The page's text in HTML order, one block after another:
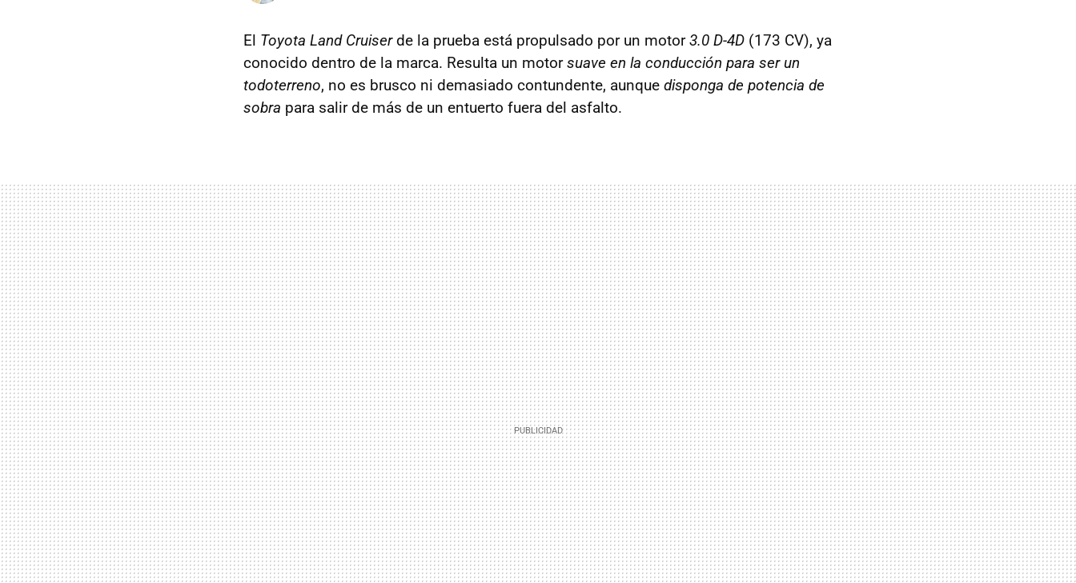
El Toyota Land Cruiserde la prueba está propulsado por un motor3.0 D-4D (173 CV), ya
conocido dentro de la marca. Resulta un motorsuave en la conducción para ser un
todoterreno, no es brusco ni demasiado contundente, aunque disponga de potencia de
sobra para salir de más de un entuerto fuera del asfalto.